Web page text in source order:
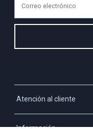
Atención al cliente
Whatsapp
Correo electrónico